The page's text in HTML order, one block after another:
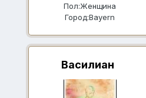
Пол:Женщина
Город:Bayern
Василиан